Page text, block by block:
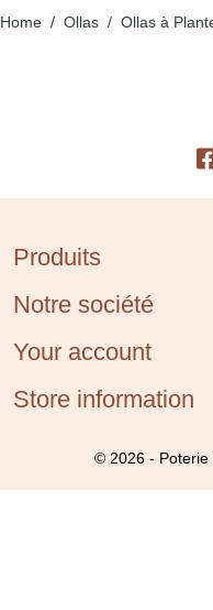
Home Ollas Ollas à
Produits
Notre société
Your account
Store information
© 2026 - Poterie